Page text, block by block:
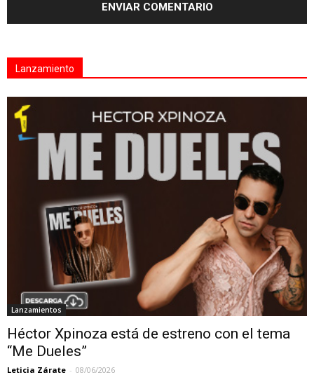
Lanzamiento
Lanzamientos
Héctor Xpinoza está de estreno con el tema
“Me Dueles”
Leticia Zárate - 08/06/2026